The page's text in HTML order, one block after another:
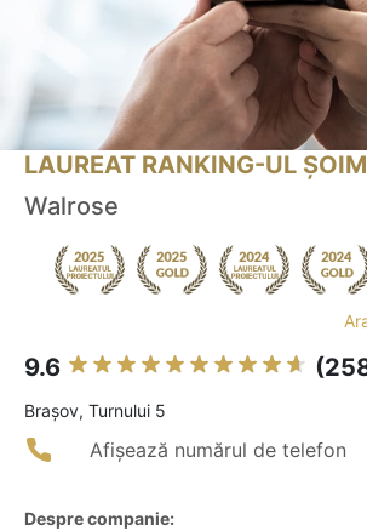
LAUREAT RANKING-UL
Walrose
9.6
Braşov, Turnului 5
Afișează numărul de telefon
Despre companie: